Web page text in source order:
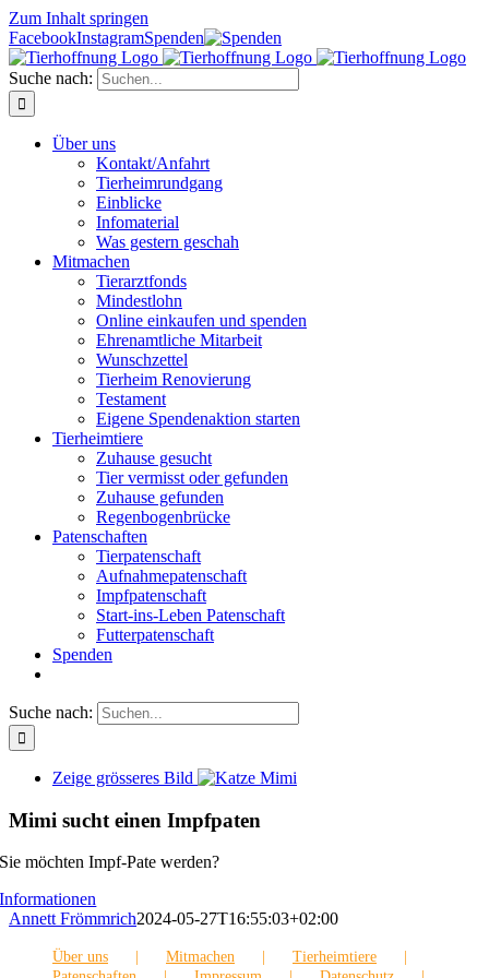
Zum Inhalt springen
FacebookInstagramSpenden
Suche nach:
Über uns
Kontakt/Anfahrt
Tierheimrundgang
Einblicke
Infomaterial
Was gestern geschah
Mitmachen
Tierarztfonds
Mindestlohn
Online einkaufen und spenden
Ehrenamtliche Mitarbeit
Wunschzettel
Tierheim Renovierung
Testament
Eigene Spendenaktion starten
Tierheimtiere
Zuhause gesucht
Tier vermisst oder gefunden
Zuhause gefunden
Regenbogenbrücke
Patenschaften
Tierpatenschaft
Aufnahmepatenschaft
Impfpatenschaft
Start-ins-Leben Patenschaft
Futterpatenschaft
Spenden
Suche nach:
Zeige grösseres Bild
Mimi sucht einen Impfpaten
Sie möchten Impf-Pate werden?
Informationen
Annett Frömmrich2024-05-27T16:55:03+02:00
Über uns Mitmachen
Tierheimtiere